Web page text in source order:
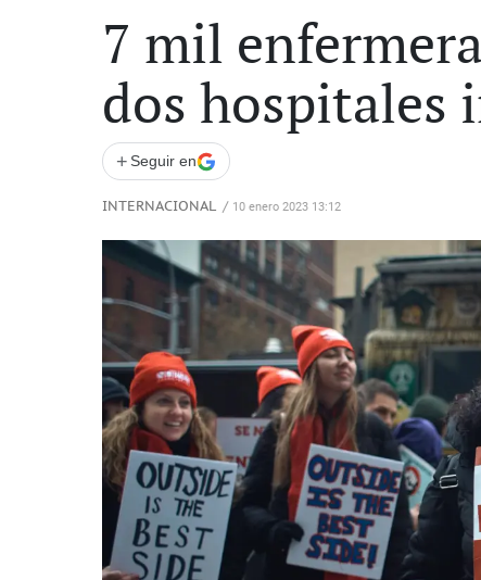
7 mil
dos hospitales
+ Seguir en
INTERNACIONAL / 10 enero 2023 13:12